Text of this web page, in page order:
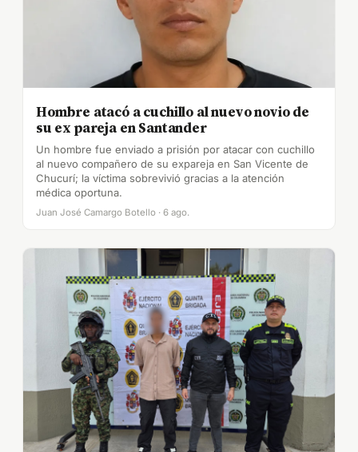
Hombre atacó a cuchillo al nuevo novio de
su ex pareja en Santander
Un hombre fue enviado a prisión por atacar con cuchillo
al nuevo compañero de su expareja en San Vicente de
Chucurí; la víctima sobrevivió gracias a la atención
médica oportuna.
Juan José Camargo Botello · 6 ago.